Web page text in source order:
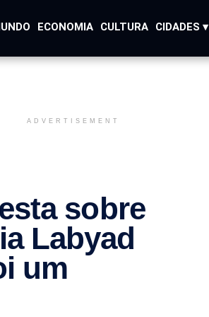
ECONOMIA CULTURA CIDADES ▾
ADVERTISEMENT
sobre
Labyad
um